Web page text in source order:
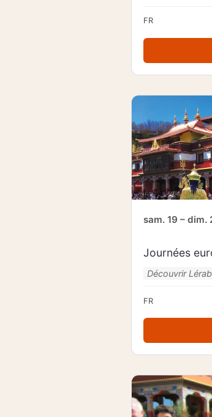
FR
sam. 19 –
Journées
Découvrir
FR